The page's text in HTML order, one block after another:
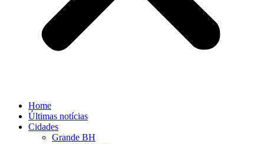
Home
Últimas notícias
Cidades
Grande BH